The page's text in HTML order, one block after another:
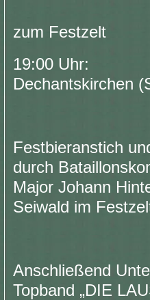
zum Festzelt
19:00 Uhr:
Dechantskirchen
Festbieranstich
durch
Major Johann
Seiwald im
Anschließend
Topband „DIE